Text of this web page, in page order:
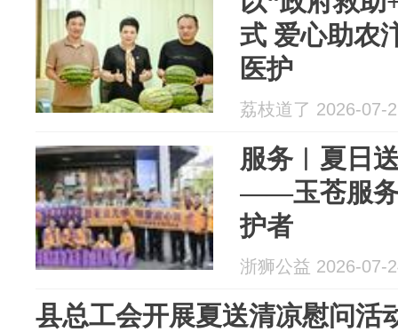
式 爱心助农
医护
荔枝道了 2026-07-
服务︱夏日
——玉苍服务
护者
浙狮公益 2026-07-
县总工会开展夏送清凉慰问活